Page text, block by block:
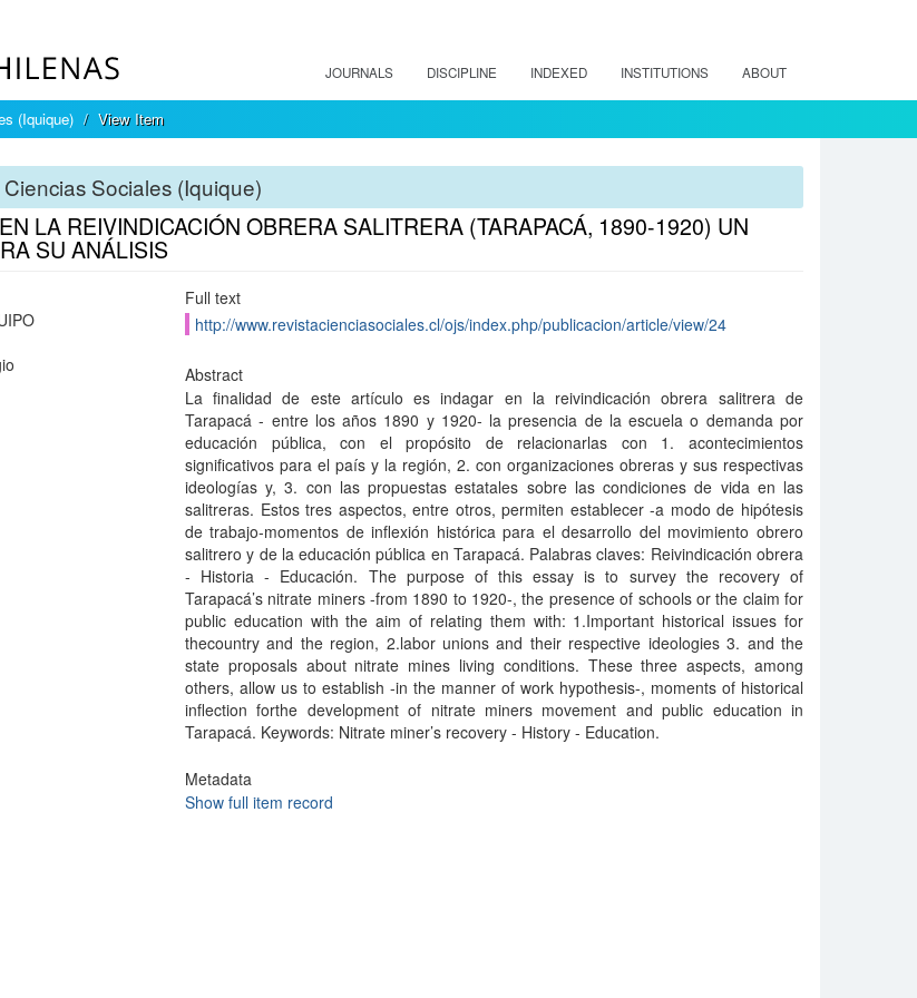
JOURNALS DISCIPLINE INDEXED INSTITUTIONS ABOUT
(Iquique) View Item
Sociales (Iquique)
LA REIVINDICACIÓN OBRERA SALITRERA (TARAPACÁ, 1890-1920) UN
SU ANÁLISIS
Full text
http://www.revistacienciasociales.cl/ojs/index.php/publicacion/article/view/24
Abstract
La finalidad de este artículo es indagar en la reivindicación obrera salitrera de
Tarapacá - entre los años 1890 y 1920- la presencia de la escuela o demanda por
educación pública, con el propósito de relacionarlas con 1. acontecimientos
significativos para el país y la región, 2. con organizaciones obreras y sus respectivas
ideologías y, 3. con las propuestas estatales sobre las condiciones de vida en las
salitreras. Estos tres aspectos, entre otros, permiten establecer -a modo de hipótesis
de trabajo-momentos de inflexión histórica para el desarrollo del movimiento obrero
salitrero y de la educación pública en Tarapacá. Palabras claves: Reivindicación obrera
- Historia - Educación. The purpose of this essay is to survey the recovery of
Tarapacá’s nitrate miners -from 1890 to 1920-, the presence of schools or the claim for
public education with the aim of relating them with: 1.Important historical issues for
thecountry and the region, 2.labor unions and their respective ideologies 3. and the
state proposals about nitrate mines living conditions. These three aspects, among
others, allow us to establish -in the manner of work hypothesis-, moments of historical
inflection forthe development of nitrate miners movement and public education in
Tarapacá. Keywords: Nitrate miner’s recovery - History - Education.
Metadata
Show full item record